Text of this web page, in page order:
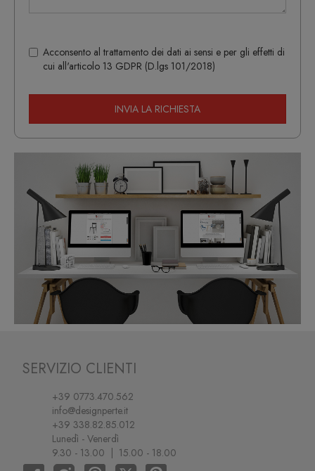
Acconsento al trattamento dei dati ai sensi e per gli effetti di
cui all'articolo 13 GDPR (D.lgs 101/2018)
INVIA LA RICHIESTA
SERVIZIO CLIENTI
+39 0773.470.562
info@designperte.it
+39 338.82.85.012
Lunedì - Venerdì
9.30 - 13.00 | 15.00 - 18.00